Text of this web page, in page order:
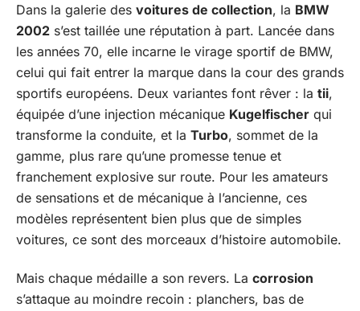
Dans la galerie des voitures de collection, la BMW
2002 s’est taillée une réputation à part. Lancée dans
les années 70, elle incarne le virage sportif de BMW,
celui qui fait entrer la marque dans la cour des grands
sportifs européens. Deux variantes font rêver : la tii,
équipée d’une injection mécanique Kugelfischer qui
transforme la conduite, et la Turbo, sommet de la
gamme, plus rare qu’une promesse tenue et
franchement explosive sur route. Pour les amateurs
de sensations et de mécanique à l’ancienne, ces
modèles représentent bien plus que de simples
voitures, ce sont des morceaux d’histoire automobile.
Mais chaque médaille a son revers. La corrosion
s’attaque au moindre recoin : planchers, bas de